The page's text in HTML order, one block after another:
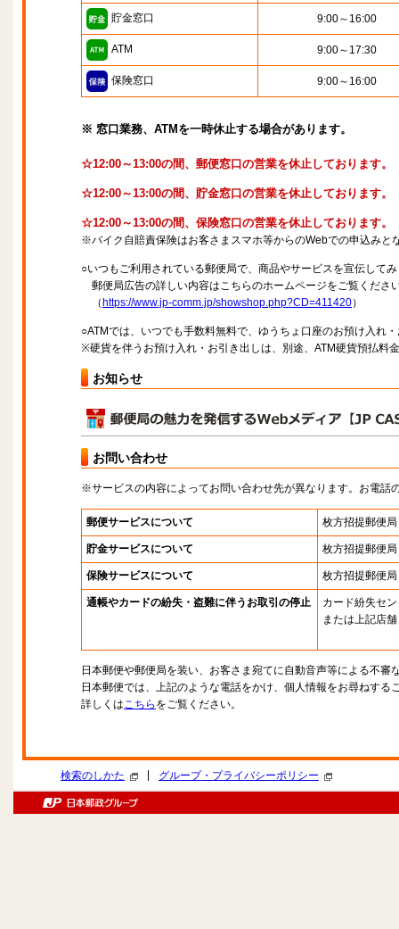
貯金窓口 9:00～16:00
ATM 9:00～17:30
保険窓口 9:00～16:00
※ 窓口業務、ATMを一時休止する場合があります。
☆12:00～13:00の間、郵便窓口の営業を休止しております。
☆12:00～13:00の間、貯金窓口の営業を休止しております。
☆12:00～13:00の間、保険窓口の営業を休止しております。
※バイク自賠責保険はお客さまスマホ等からのWebでの申込みと
○いつもご利用されている郵便局で、商品やサービスを宣伝して
郵便局広告の詳しい内容はこちらのホームページをご覧くださ
（ https://www.jp-comm.jp/showshop.php?CD=411420）
○ATMでは、いつでも手数料無料で、ゆうちょ口座のお預け入れ
※硬貨を伴うお預け入れ・お引き出しは、別途、ATM硬貨預払料
お知らせ
お問い合わせ
※サービスの内容によってお問い合わせ先が異なります。お電話
郵便サービスについて 枚方招提郵便局
貯金サービスについて 枚方招提郵便局
保険サービスについて 枚方招提郵便局
通帳やカードの紛失・盗難に伴うお取引の停止
カード紛失セ
または上記店舗
日本郵便や郵便局を装い、お客さま宛てに自動音声等による不審
日本郵便では、上記のような電話をかけ、個人情報をお尋ねする
詳しくはこちら をご覧ください。
検索のしかた グループ・プライバシーポリシー